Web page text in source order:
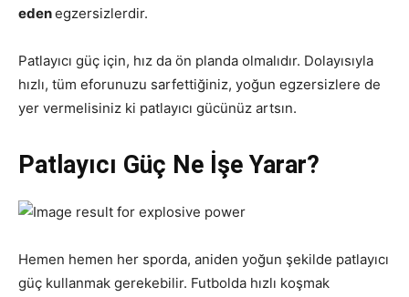
edenegzersizlerdir.
Patlayıcı güç için, hız da ön planda olmalıdır. Dolayısıyla
hızlı, tüm eforunuzu sarfettiğiniz, yoğun egzersizlere de
yer vermelisiniz ki patlayıcı gücünüz artsın.
Patlayıcı Güç Ne İşe Yarar?
Hemen hemen her sporda, aniden yoğun şekilde patlayıcı
güç kullanmak gerekebilir. Futbolda hızlı koşmak